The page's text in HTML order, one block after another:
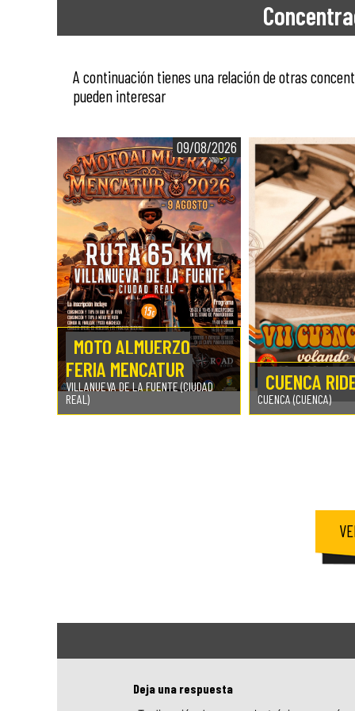
A continuación tienes una relación de otras
pueden interesar
MOTO ALMUERZO
FERIA MENCATUR
VILLANUEVA DE LA FUENTE (CIUDAD
REAL)
09/08/2026
CUENCA
CUENCA (CUENCA)
Deja una respuesta